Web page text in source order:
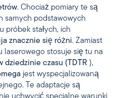
. Chociaż pomiary te są
samych podstawowych
próbek stałych, ich
znacznie się różni. Zamiast
laserowego stosuje się tu na
dziedzinie czasu (TDTR ),
jest wyspecjalizowaną
Te adaptacje są
uchwycić specjalne warunki